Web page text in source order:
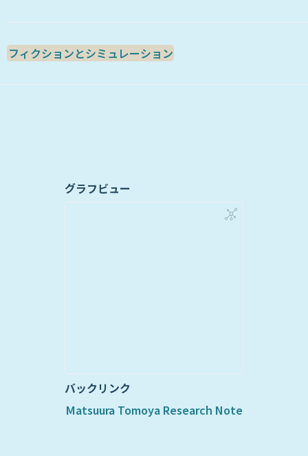
フィクションとシミュレーション
グラフビュー
バックリンク
Matsuura Tomoya Research Note